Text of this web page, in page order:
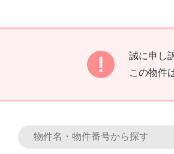
誠に申し
この物件